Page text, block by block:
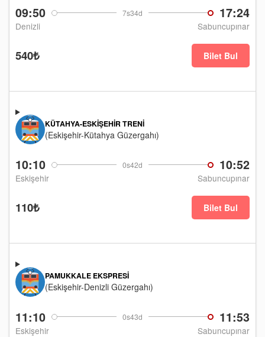
09:50 7s34d 17:24
Denizli Sabuncupınar
540₺ Bilet Bul
10:10 0s42d 10:52
Eskişehir Sabuncupınar
KÜTAHYA-ESKIŞEHIR TRENI
(Eskişehir-Kütahya Güzergahı)
110₺ Bilet Bul
11:10 0s43d 11:53
Eskişehir Sabuncupınar
PAMUKKALE EKSPRESI
(Eskişehir-Denizli Güzergahı)